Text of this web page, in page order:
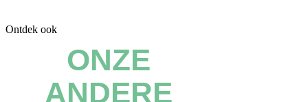
Ontdek ook
ONZE
ANDERE